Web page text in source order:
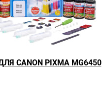
CANON PIXMA MG6450